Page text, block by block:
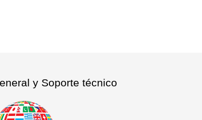
y Soporte técnico